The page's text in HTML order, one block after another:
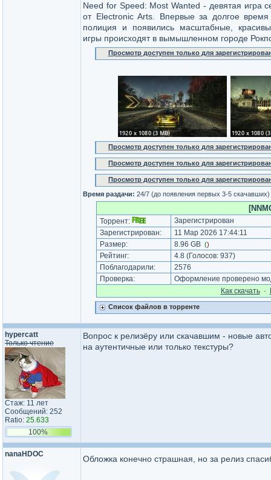
Need for Speed: Most Wanted - девятая игра
от Electronic Arts. Впервые за долгое
полиция и появились масштабные,
игры происходят в вымышленном городе
Просмотр доступен только для
Просмотр доступен только для
Просмотр доступен только для
Просмотр доступен только для
Время раздачи: 24/7 (до появления первых 3-5 скачавших)
Торрент:
Зарегистрирован
Зарегистрирован:
11 Мар 2026 17:44:11
Размер:
8.96 GB ()
Рейтинг: 4.8 (Голосов: 937)
Поблагодарили:
2576
Проверка:
Оформление проверено
Как cкачать·
Список файлов в торренте
hypercatt
Только чтение
Стаж: 11 лет
Сообщений: 252
Ratio: 25.633
100%
Вопрос к релизёру или скачавшим - новые
на аутентичные или только текстуры?
nanaHDOC Обложка конечно страшная, но за релиз